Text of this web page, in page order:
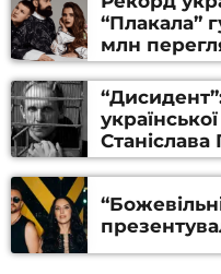
“Плакала”
млн
Станіслава
Алфьорова